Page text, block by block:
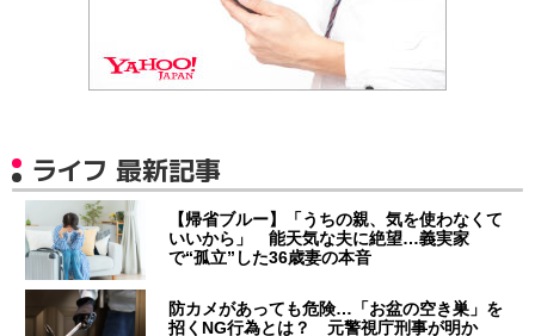
ライフ 最新記事
【帰省ブルー】「うちの親、気を使わなくて
いいから」 能天気な夫に絶望…義実家
で“孤立”した36歳妻の本音
防カメがあっても危険…「お盆の空き巣」を
招くNG行為とは？ 元警視庁刑事が明か